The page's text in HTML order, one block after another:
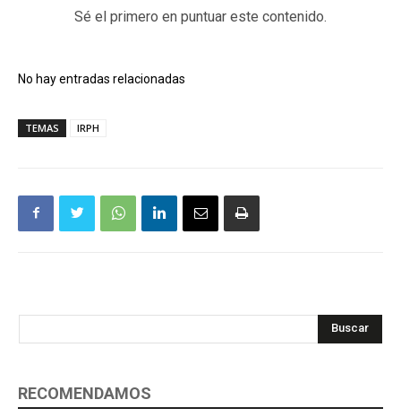
Sé el primero en puntuar este contenido.
No hay entradas relacionadas
TEMAS IRPH
Buscar
RECOMENDAMOS